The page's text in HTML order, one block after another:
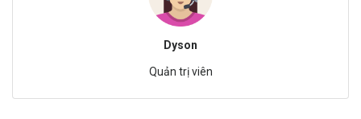
Dyson
Quản trị viên